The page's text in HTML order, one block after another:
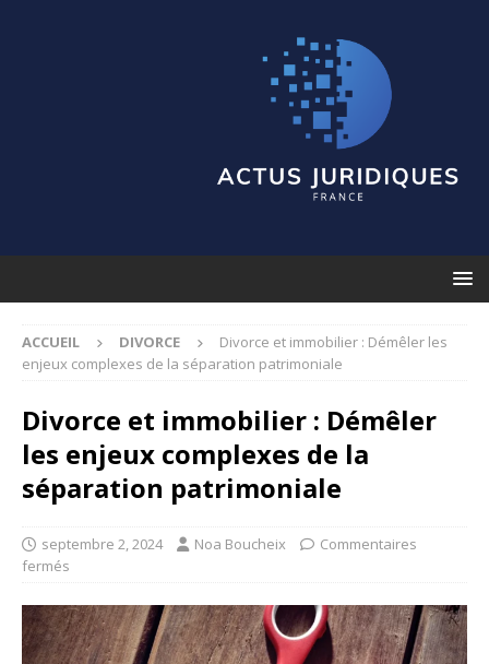
ACCUEIL DIVORCE
Divorce et immobilier : Démêler les
enjeux complexes de la séparation patrimoniale
Divorce et immobilier : Démêler
les enjeux complexes de la
séparation patrimoniale
septembre 2, 2024 Noa Boucheix
Commentaires
fermés